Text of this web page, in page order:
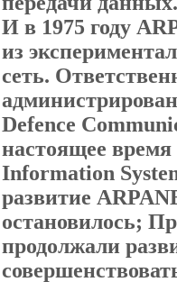
И в 1975 году
из
сеть.
Defence
настоящее время
Information
развитие
остановилось;
продолжали